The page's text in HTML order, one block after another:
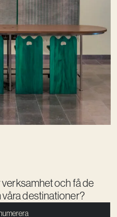
och få de
destinationer?